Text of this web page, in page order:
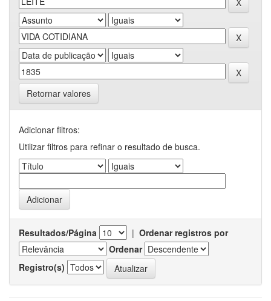
Retornar valores
Adicionar filtros:
Utilizar filtros para refinar o resultado de busca.
Resultados/Página | Ordenar registros por
Ordenar
Registro(s)